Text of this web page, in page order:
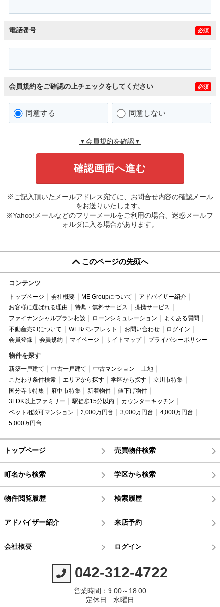
電話番号 必須
会員規約をご確認の上チェックをしてください 必須
同意する 同意しない
▼会員規約を確認▼
※ご記入頂いたメールアドレス宛てに、お問合せ内容の確認メール
をお送りいたします。
※Yahoo!メールなどのフリーメールをご利用の場合、迷惑メールフ
ォルダに入る場合があります。
このページの先頭へ
コンテンツ
トップページ 会社概要 ME Groupについて
アドバイザー紹介
お客様に選ばれる理由
特典・無料サービス
提携サービス
ファイナンシャルプラン相談
ローンシミュレーション
よくある質問
不動産売却について
WEBパンフレット お問い合わせ
ログイン
会員登録
会員規約 マイページ サイトマップ プライバシーポリシー
物件を探す
新築一戸建て 中古一戸建て 中古マンション
土地
こだわり条件検索
エリアから探す 学区から探す
立川市特集
国分寺市特集
府中市特集 新着物件
値下げ物件
3LDK以上ファミリー
駅徒歩15分以内
カウンターキッチン
ペット相談可マンション
2,000万円台 3,000万円台
4,000万円台
5,000万円台
トップページ 売買物件検索
町名から検索 学区から検索
物件閲覧履歴 検索履歴
アドバイザー紹介 来店予約
会社概要 ログイン
042-312-4722
営業時間：9:00～18:00
定休日：水曜日